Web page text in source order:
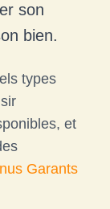
son
bien.
types
et
Garants